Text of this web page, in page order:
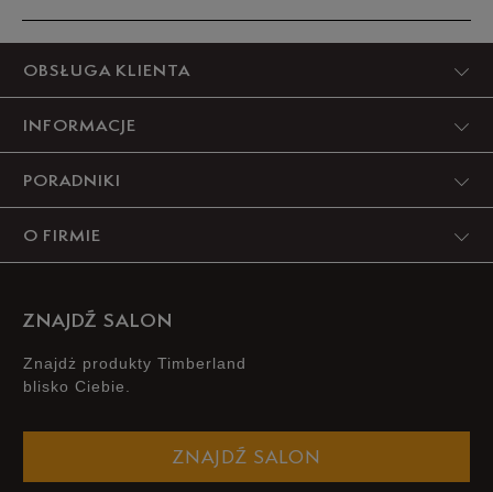
35 21,5 cm Powiadom o dostępności
Zobacz jak zmierzyć stopę?
OBSŁUGA KLIENTA
INFORMACJE
PORADNIKI
O FIRMIE
ZNAJDŹ SALON
Znajdż produkty Timberland
blisko Ciebie.
ZNAJDŹ SALON